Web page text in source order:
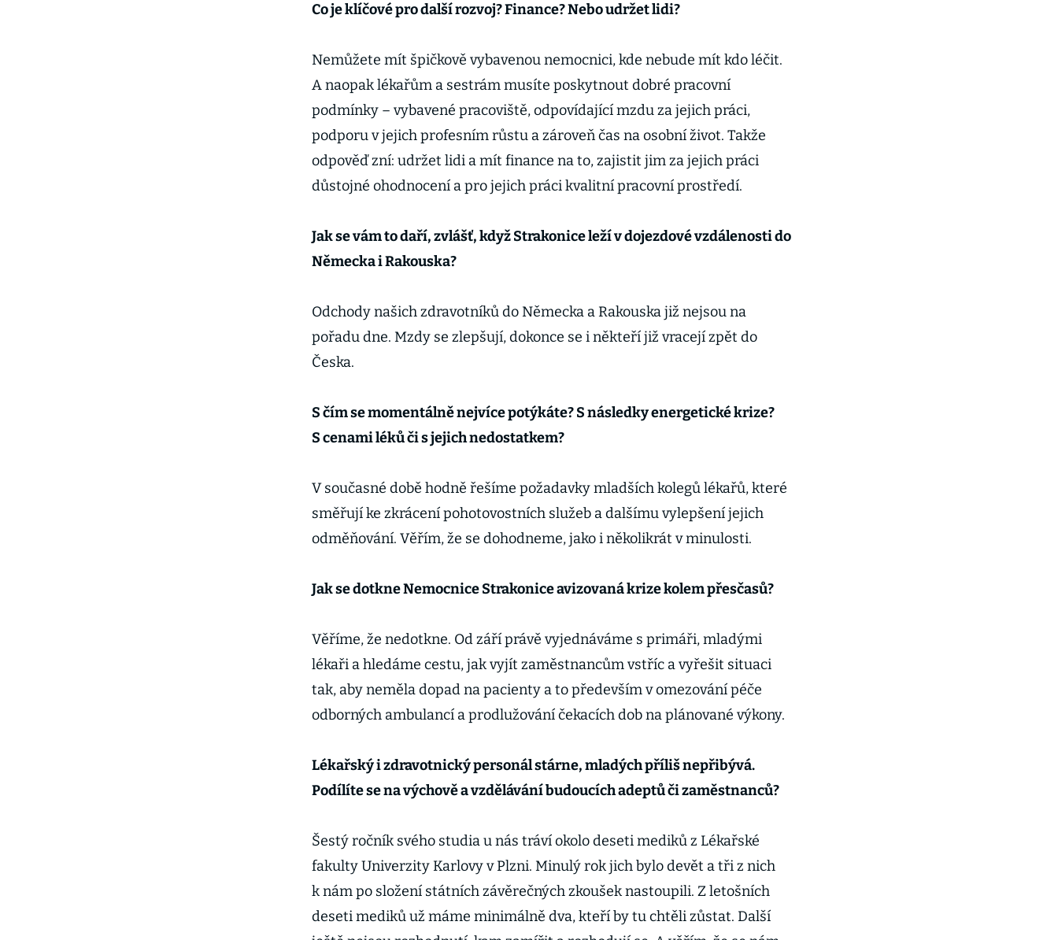
Co je klíčové pro další rozvoj? Finance? Nebo udržet lidi?
Nemůžete mít špičkově vybavenou nemocnici, kde nebude mít kdo léčit.
A naopak lékařům a sestrám musíte poskytnout dobré pracovní
podmínky – vybavené pracoviště, odpovídající mzdu za jejich práci,
podporu v jejich profesním růstu a zároveň čas na osobní život. Takže
odpověď zní: udržet lidi a mít finance na to, zajistit jim za jejich práci
důstojné ohodnocení a pro jejich práci kvalitní pracovní prostředí.
Jak se vám to daří, zvlášť, když Strakonice leží v dojezdové vzdálenosti do
Německa i Rakouska?
Odchody našich zdravotníků do Německa a Rakouska již nejsou na
pořadu dne. Mzdy se zlepšují, dokonce se i někteří již vracejí zpět do
Česka.
S čím se momentálně nejvíce potýkáte? S následky energetické krize?
S cenami léků či s jejich nedostatkem?
V současné době hodně řešíme požadavky mladších kolegů lékařů, které
směřují ke zkrácení pohotovostních služeb a dalšímu vylepšení jejich
odměňování. Věřím, že se dohodneme, jako i několikrát v minulosti.
Jak se dotkne Nemocnice Strakonice avizovaná krize kolem přesčasů?
Věříme, že nedotkne. Od září právě vyjednáváme s primáři, mladými
lékaři a hledáme cestu, jak vyjít zaměstnancům vstříc a vyřešit situaci
tak, aby neměla dopad na pacienty a to především v omezování péče
odborných ambulancí a prodlužování čekacích dob na plánované výkony.
Lékařský i zdravotnický personál stárne, mladých příliš nepřibývá.
Podílíte se na výchově a vzdělávání budoucích adeptů či zaměstnanců?
Šestý ročník svého studia u nás tráví okolo deseti mediků z Lékařské
fakulty Univerzity Karlovy v Plzni. Minulý rok jich bylo devět a tři z nich
k nám po složení státních závěrečných zkoušek nastoupili. Z letošních
deseti mediků už máme minimálně dva, kteří by tu chtěli zůstat. Další